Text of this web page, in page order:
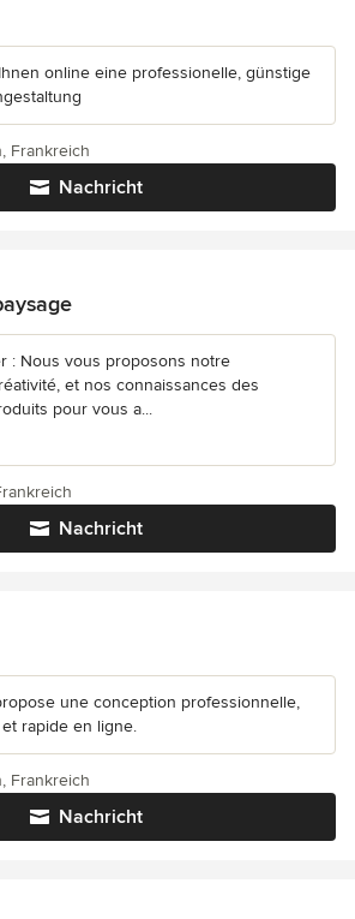
online eine professionelle, günstige
Nachricht
Frankreich
: Nous vous proposons notre
et nos connaissances des
pour vous a...
Nachricht
une conception professionnelle,
rapide en ligne.
Nachricht
Frankreich